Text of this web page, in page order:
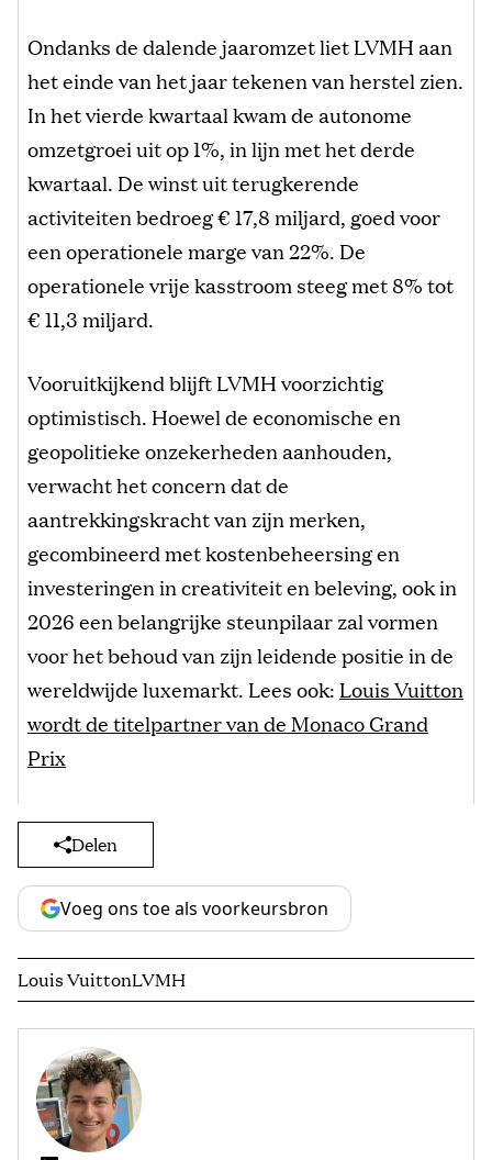
Ondanks de dalende jaaromzet liet LVMH aan
het einde van het jaar tekenen van herstel zien.
In het vierde kwartaal kwam de autonome
omzetgroei uit op 1%, in lijn met het derde
kwartaal. De winst uit terugkerende
activiteiten bedroeg € 17,8 miljard, goed voor
een operationele marge van 22%. De
operationele vrije kasstroom steeg met 8% tot
€ 11,3 miljard.
Vooruitkijkend blijft LVMH voorzichtig
optimistisch. Hoewel de economische en
geopolitieke onzekerheden aanhouden,
verwacht het concern dat de
aantrekkingskracht van zijn merken,
gecombineerd met kostenbeheersing en
investeringen in creativiteit en beleving, ook in
2026 een belangrijke steunpilaar zal vormen
voor het behoud van zijn leidende positie in de
wereldwijde luxemarkt. Lees ook: Louis Vuitton
wordt de titelpartner van de Monaco Grand
Prix
Delen
Voeg ons toe als voorkeursbron
Louis VuittonLVMH